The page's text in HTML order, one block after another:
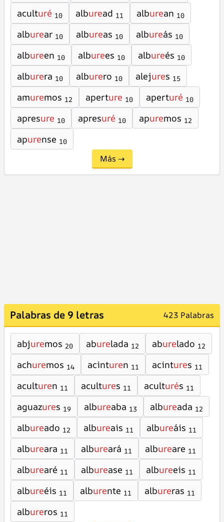
aculturé 10 alburead 11 alburean 10
alburear 10 albureas 10 albureás 10
albureen 10 alburees 10 albureés 10
alburera 10 alburero 10 alejures 15
amuremos 12 aperture 10 aperturé 10
apresure 10 apresuré 10 apuremos 12
apurense 10
Más →
Palabras de 9 letras 423 Palabras
abjuremos 20 aburelada 12 aburelado 12
achuremos 14 acinturen 11 acintures 11
aculturen 11 acultures 11 aculturés 11
aguazures 19 albureaba 13 albureada 12
albureado 12 albureais 11 albureáis 11
albureara 11 albureará 11 albureare 11
alburearé 11 alburease 11 albureeis 11
albureéis 11 alburente 11 albureras 11
albureros 11